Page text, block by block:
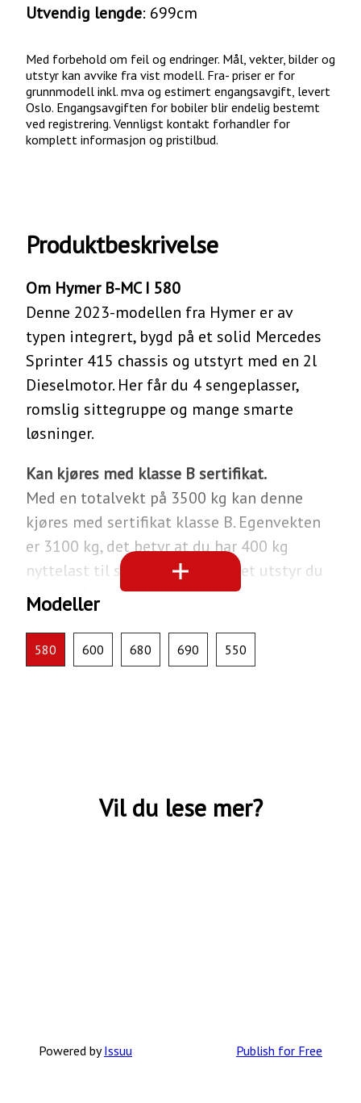
Utvendig lengde: 699cm
Med forbehold om feil og endringer. Mål, vekter, bilder og
utstyr kan avvike fra vist modell. Fra- priser er for
grunnmodell inkl. mva og estimert engangsavgift, levert
Oslo. Engangsavgiften for bobiler blir endelig bestemt
ved registrering. Vennligst kontakt forhandler for
komplett informasjon og pristilbud.
Produktbeskrivelse
Om Hymer B-MC I 580
Denne 2023-modellen fra Hymer er av
typen integrert, bygd på et solid Mercedes
Sprinter 415 chassis og utstyrt med en 2l
Dieselmotor. Her får du 4 sengeplasser,
romslig sittegruppe og mange smarte
løsninger.
Kan kjøres med klasse B sertifikat.
Med en totalvekt på 3500 kg kan denne
kjøres med sertifikat klasse B. Egenvekten
er 3100 kg, det betyr at du har 400 kg
nyttelast til sykler, grill og annet utstyr du
trenger å ta med. Hymer B-MC I 580 har
bred.
fremfor noen blant bobilfolket her til lands.
Med et bredt spekter av modeller av svært
hvilken modell du velger vil du alltid finne
Modeller
580 600 680 690 550
Vil du lese mer?
Powered byIssuu Publish for Free